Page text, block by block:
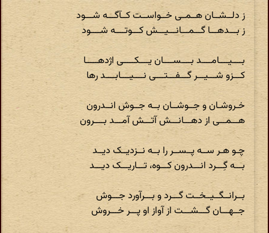
ز دلــشــان هــمــی خــواســت کــآگـــه شـــود
ز بـــدهـــا گـــمـــانـــیـــش کـــوتــــه شــــود
بــــیــــامــــد بــــســــان یــــکـــــی اژدهـــــا
کـــزو شـــیـــر گـــفـــتــــی نــــیــــابــــد رها
خـروشـان و جــوشــان بــه جــوش انــدرون
هـــمـــی از دهـــانـــش آتـــش آمـــد بــــرون
چـو هـر ســه پــســر را بــه نــزدیــک دیــد
بـــه گِـــرد انـــدرون کـــوه، تـــاریـــک دیـــد
بــرانــگــیــخــت گـــرد و بـــرآورد جـــوش
جــهـــان گـــشـــت از آواز او پـــر خـــروش